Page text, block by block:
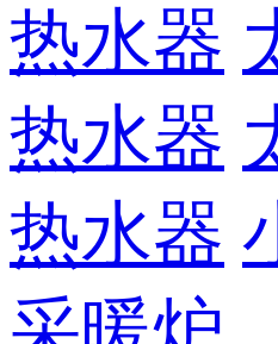
热水器
热水器
热水器